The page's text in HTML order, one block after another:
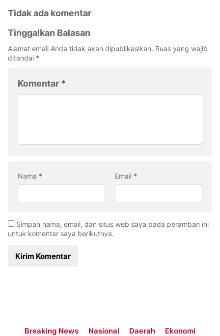
Tidak ada komentar
Tinggalkan Balasan
Alamat email Anda tidak akan dipublikasikan. Ruas yang wajib
ditandai *
Komentar *
Nama * Email *
Simpan nama, email, dan situs web saya pada peramban ini
untuk komentar saya berikutnya.
Breaking News Nasional Daerah
Ekonomi